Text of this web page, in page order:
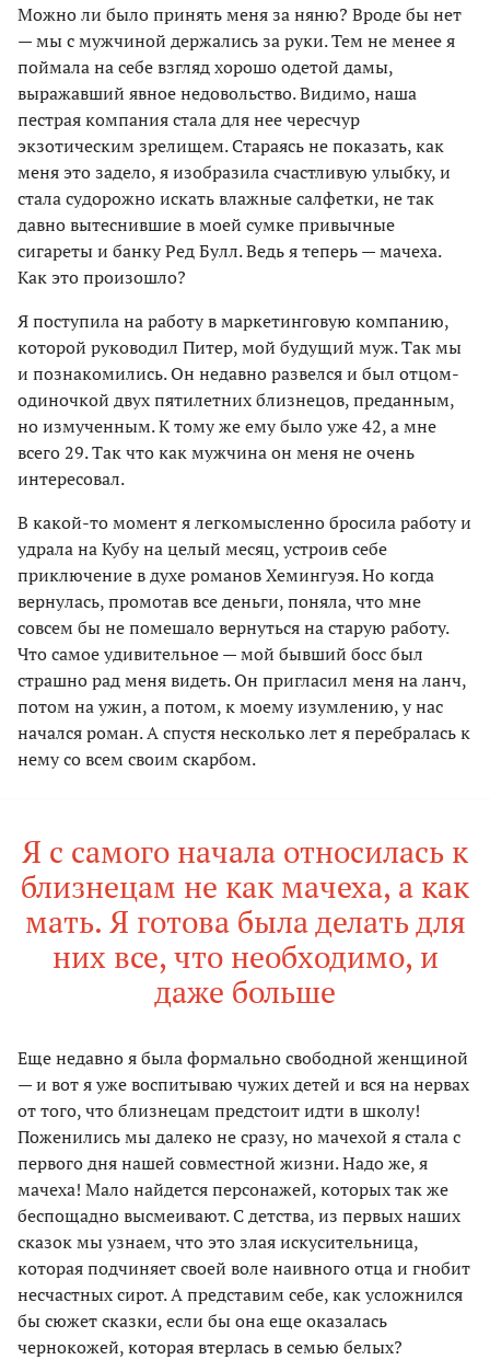
Можно ли было принять меня за няню? Вроде бы нет
— мы с мужчиной держались за руки. Тем не менее я
поймала на себе взгляд хорошо одетой дамы,
выражавший явное недовольство. Видимо, наша
пестрая компания стала для нее чересчур
экзотическим зрелищем. Стараясь не показать, как
меня это задело, я изобразила счастливую улыбку, и
стала судорожно искать влажные салфетки, не так
давно вытеснившие в моей сумке привычные
сигареты и банку Ред Булл. Ведь я теперь — мачеха.
Как это произошло?
Я поступила на работу в маркетинговую компанию,
которой руководил Питер, мой будущий муж. Так мы
и познакомились. Он недавно развелся и был отцом-
одиночкой двух пятилетних близнецов, преданным,
но измученным. К тому же ему было уже 42, а мне
всего 29. Так что как мужчина он меня не очень
интересовал.
В какой-то момент я легкомысленно бросила работу и
удрала на Кубу на целый месяц, устроив себе
приключение в духе романов Хемингуэя. Но когда
вернулась, промотав все деньги, поняла, что мне
совсем бы не помешало вернуться на старую работу.
Что самое удивительное — мой бывший босс был
страшно рад меня видеть. Он пригласил меня на ланч,
потом на ужин, а потом, к моему изумлению, у нас
начался роман. А спустя несколько лет я перебралась к
нему со всем своим скарбом.
Я с самого начала относилась к
близнецам не как мачеха, а как
мать. Я готова была делать для
них все, что необходимо, и
даже больше
Еще недавно я была формально свободной женщиной
— и вот я уже воспитываю чужих детей и вся на нервах
от того, что близнецам предстоит идти в школу!
Поженились мы далеко не сразу, но мачехой я стала с
первого дня нашей совместной жизни. Надо же, я
мачеха! Мало найдется персонажей, которых так же
беспощадно высмеивают. С детства, из первых наших
сказок мы узнаем, что это злая искусительница,
которая подчиняет своей воле наивного отца и гнобит
несчастных сирот. А представим себе, как усложнился
бы сюжет сказки, если бы она еще оказалась
чернокожей, которая втерлась в семью белых?